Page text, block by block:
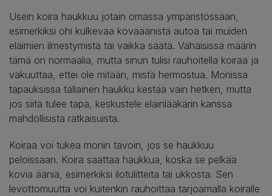
Usein koira haukkuu jotain omassa ympäristössään,
esimerkiksi ohi kulkevaa kovaäänistä autoa tai muiden
eläimien ilmestymistä tai vaikka säätä. Vähäisissä määrin
tämä on normaalia, mutta sinun tulisi rauhoitella koiraa ja
vakuuttaa, ettei ole mitään, mistä hermostua. Monissa
tapauksissa tällainen haukku kestää vain hetken, mutta
jos siitä tulee tapa, keskustele eläinlääkärin kanssa
mahdollisista ratkaisuista.
Koiraa voi tukea monin tavoin, jos se haukkuu
peloissaan. Koira saattaa haukkua, koska se pelkää
kovia ääniä, esimerkiksi ilotulitteita tai ukkosta. Sen
levottomuutta voi kuitenkin rauhoittaa tarjoamalla koiralle